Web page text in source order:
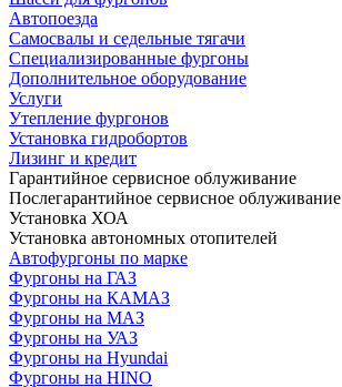
Автопоезда
Самосвалы и седельные тягачи
Специализированные фургоны
Дополнительное оборудование
Услуги
Утепление фургонов
Установка гидробортов
Лизинг и кредит
Гарантийное сервисное облуживание
Послегарантийное сервисное облуживание
Установка ХОА
Установка автономных отопителей
Автофургоны по марке
Фургоны на ГАЗ
Фургоны на КАМАЗ
Фургоны на МАЗ
Фургоны на УАЗ
Фургоны на Hyundai
Фургоны на HINO